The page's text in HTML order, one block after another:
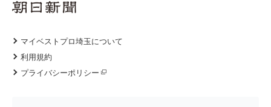
マイベストプロ埼玉について
利用規約
プライバシーポリシー